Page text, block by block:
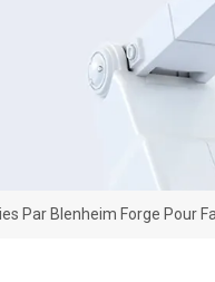
Par Blenheim Forge Pour